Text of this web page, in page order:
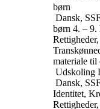
børn
Dansk,
børn 4. – 9.
materiale til
Udskoling
Dansk,
Identitet,